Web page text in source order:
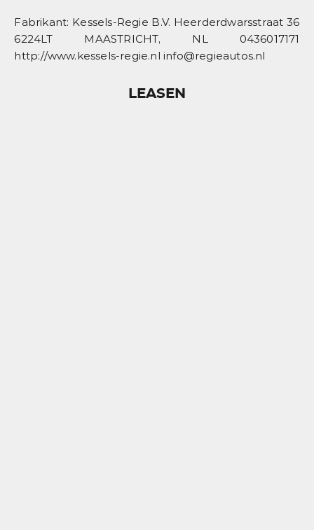
Fabrikant: Kessels-Regie B.V. Heerderdwarsstraat 36
6224LT MAASTRICHT, NL 0436017171
http://www.kessels-regie.nl info@regieautos.nl
LEASEN